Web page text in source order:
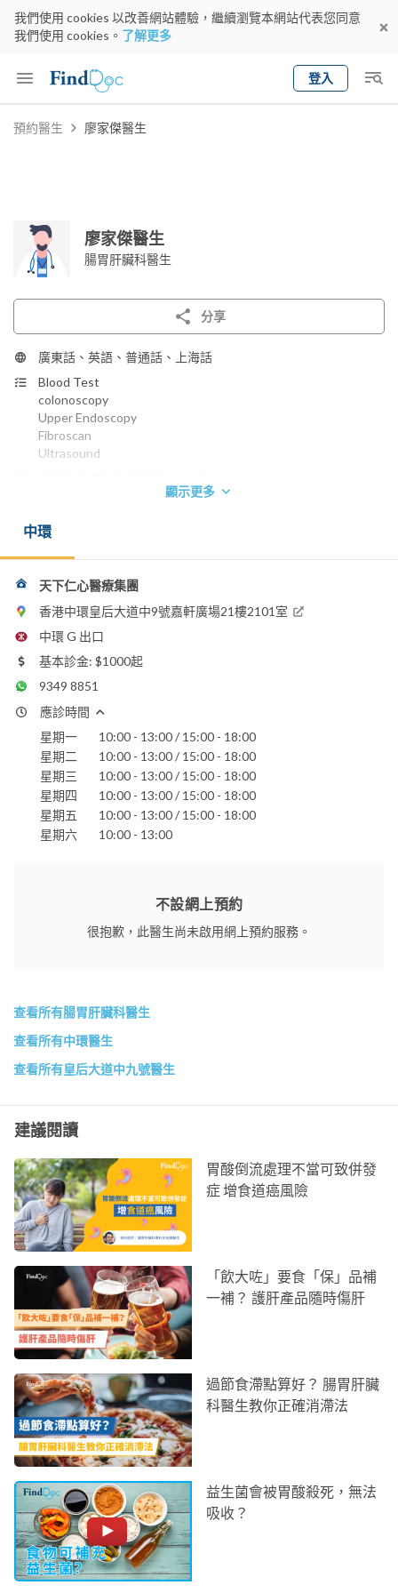
我們使用 cookies 以改善網站體驗，繼續瀏覽本網站代表您同意
我們使用 cookies。 了解更多
登入
Keyword
預約醫生 廖家傑醫生
廖家傑醫生
腸胃肝臟科醫生
分享
廣東話、英語、普通話、上海話
Blood Test
colonoscopy
Upper Endoscopy
Fibroscan
Ultrasound
英國皇家內科醫學院院士 1990
香港醫學專科學院院士(內科) 1995
英國倫敦皇家內科醫學院榮授院士 2006
電話：
2861 3777
電郵：
gkklau@netvigator.com
明德國際醫院
聖保祿醫院
顯示更多
中環
天下仁心醫療集團
香港中環皇后大道中9號嘉軒廣場21樓2101室
中環 G 出口
基本診金: $1000起
9349 8851
應診時間
星期一
10:00 - 13:00 / 15:00 - 18:00
星期二
10:00 - 13:00 / 15:00 - 18:00
星期三
10:00 - 13:00 / 15:00 - 18:00
星期四
10:00 - 13:00 / 15:00 - 18:00
星期五
10:00 - 13:00 / 15:00 - 18:00
星期六
10:00 - 13:00
不設網上預約
很抱歉，此醫生尚未啟用網上預約服務。
查看所有腸胃肝臟科醫生
查看所有中環醫生
查看所有皇后大道中九號醫生
建議閱讀
胃酸倒流處理不當可致併發
症 增食道癌風險
「飲大咗」要食「保」品補
一補？ 護肝產品隨時傷肝
過節食滯點算好？ 腸胃肝臟
科醫生教你正確消滯法
益生菌會被胃酸殺死，無法
吸收？